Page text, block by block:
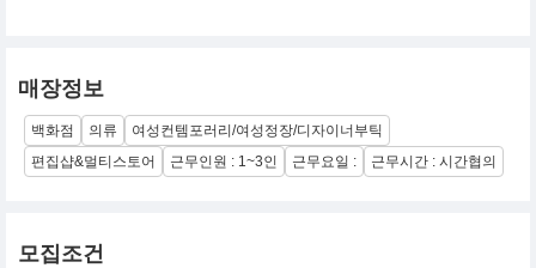
매장정보
백화점 의류
여성컨템포러리/여성정장/디자이너부틱
편집샵&멀티스토어
근무인원 : 1~3인 근무요일 : 근무시간 : 시간협의
모집조건